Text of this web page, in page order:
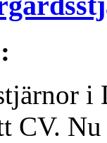
:
i
CV.